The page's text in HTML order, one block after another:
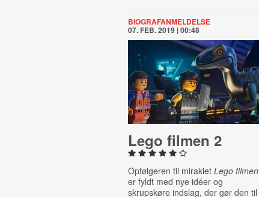
BIOGRAFANMELDELSE
07. FEB. 2019 | 00:48
Lego filmen 2
Opfølgeren til miraklet Lego filmen
er fyldt med nye idéer og
skrupskøre indslag, der gør den til